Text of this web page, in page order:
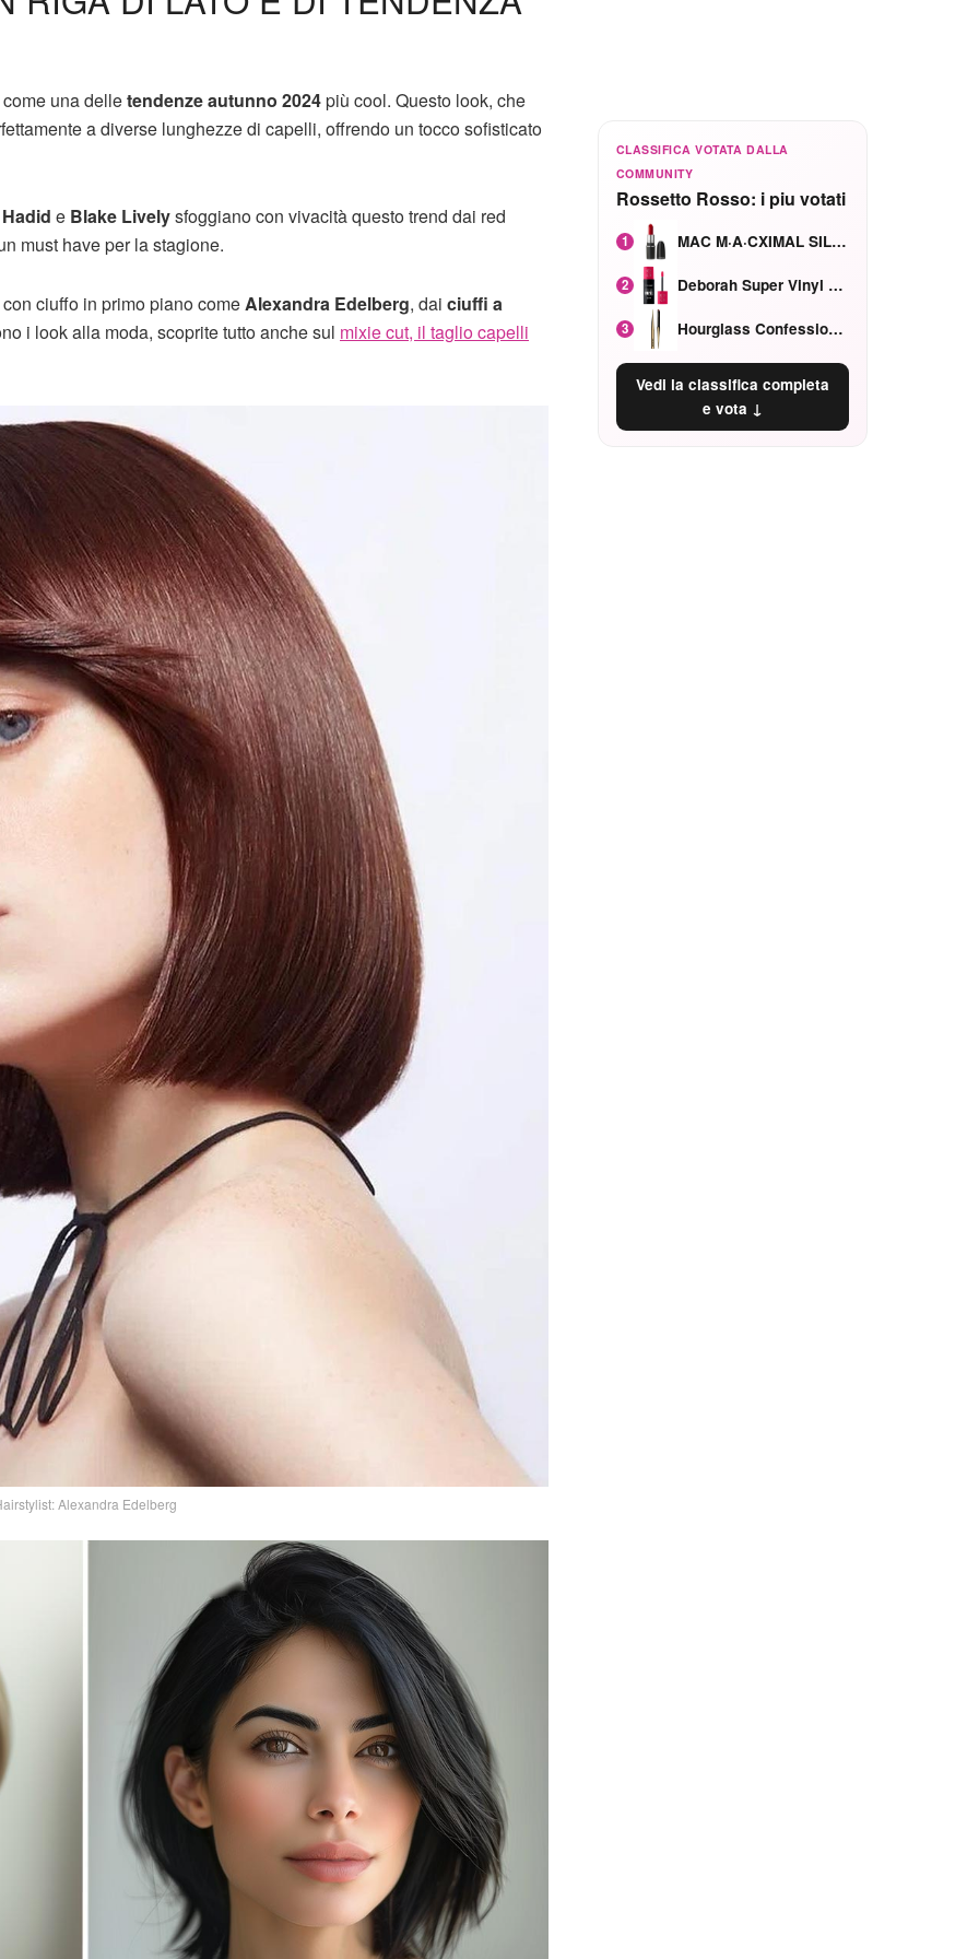
una delletendenze autunno 2024più cool. Questo look, che
a diverse lunghezze di capelli, offrendo un tocco sofisticato
e Blake Livelysfoggiano con vivacità questo trend dai red
must have per la stagione.
con ciuffo in primo piano comeAlexandra Edelberg, dai ciuffi a
i look alla moda, scoprite tutto anche sul mixie cut, il taglio capelli
Alexandra Edelberg
CLASSIFICA VOTATA DALLA
COMMUNITY
Rossetto Rosso: i piu votati
1 MAC M·A·CXIMAL SILKY MATTE Red Rock mat
2 Deborah Super Vinyl Shake Rosa Ciliegia
3 Hourglass Confession Ricaricabile Ultra Preciso Ad Alta Intensità Secretly Classic Red
Vedi la classifica completa
e vota ↓